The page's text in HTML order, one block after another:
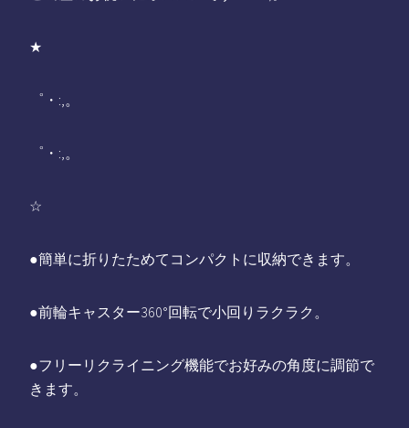
★
゜・:,。
゜・:,。
☆
●簡単に折りたためてコンパクトに収納できます。
●前輪キャスター360°回転で小回りラクラク。
●フリーリクライニング機能でお好みの角度に調節で
きます。